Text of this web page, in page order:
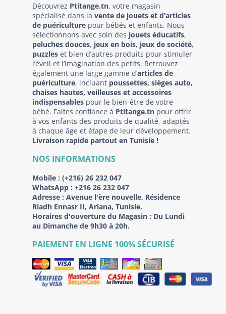
Découvrez Ptitange.tn, votre magasin
spécialisé dans la vente de jouets et d’articles
de puériculture pour bébés et enfants. Nous
sélectionnons avec soin des jouets éducatifs,
peluches douces, jeux en bois, jeux de société,
puzzles et bien d’autres produits pour stimuler
l’éveil et l’imagination des petits. Retrouvez
également une large gamme d’articles de
puériculture, incluant poussettes, sièges auto,
chaises hautes, veilleuses et accessoires
indispensables pour le bien-être de votre
bébé. Faites confiance à Ptitange.tn pour offrir
à vos enfants des produits de qualité, adaptés
à chaque âge et étape de leur développement.
Livraison rapide partout en Tunisie !
NOS INFORMATIONS
Mobile : (+216) 26 232 047
WhatsApp : +216 26 232 047
Adresse : Avenue l'ère nouvelle, Résidence
Riadh Ennasr II, Ariana, Tunisie.
Horaires d'ouverture du Magasin : Du Lundi
au Dimanche de 9h30 à 20h.
PAIEMENT EN LIGNE 100% SÉCURISÉ